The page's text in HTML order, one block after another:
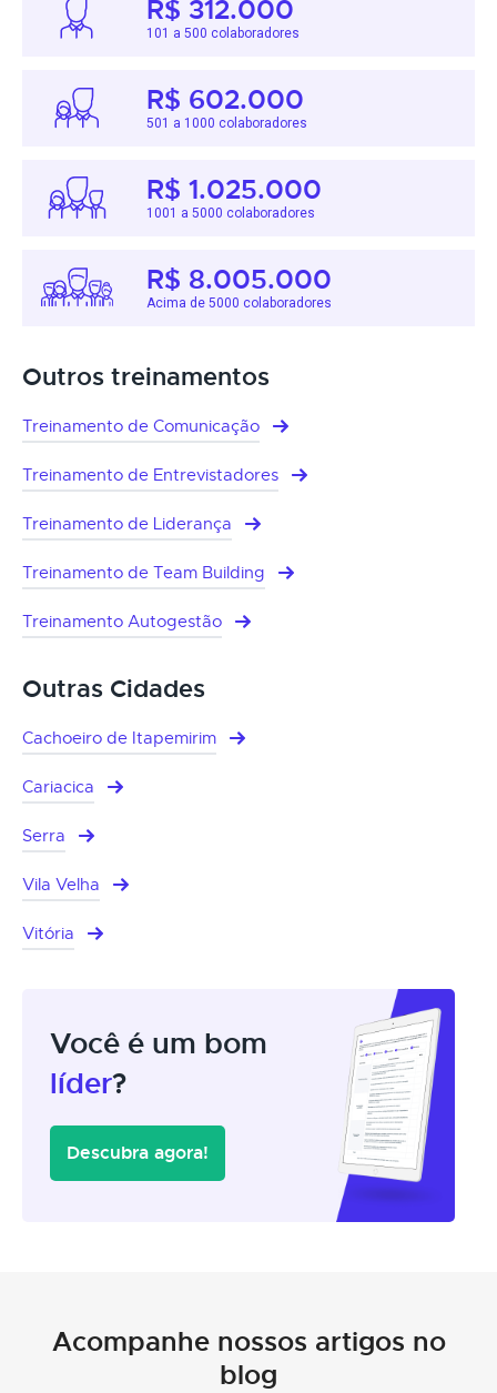
R$ 312.000
101 a 500 colaboradores
R$ 602.000
501 a 1000 colaboradores
R$ 1.025.000
1001 a 5000 colaboradores
R$ 8.005.000
Acima de 5000 colaboradores
Outros treinamentos
Treinamento de Comunicação
Treinamento de Entrevistadores
Treinamento de Liderança
Treinamento de Team Building
Treinamento Autogestão
Outras Cidades
Cachoeiro de Itapemirim
Cariacica
Serra
Vila Velha
Vitória
Você é um bom
líder?
Descubra agora!
Acompanhe nossos artigos no
blog